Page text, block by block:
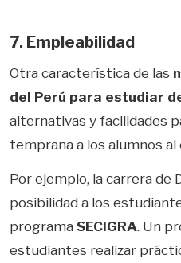
7. Empleabilidad
Otra característica de las
del Perú para estudiar
alternativas y facilidades
temprana a los alumnos al
Por ejemplo, la carrera de
posibilidad a los
programa SECIGRA. Un
estudiantes realizar